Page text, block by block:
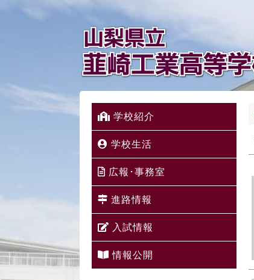
学校紹介
学校生活
広報･事務室
進路情報
入試情報
情報公開